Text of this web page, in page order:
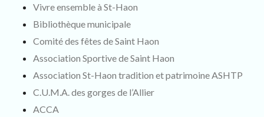
Vivre ensemble à St-Haon
Bibliothèque municipale
Comité des fêtes de Saint Haon
Association Sportive de Saint Haon
Association St-Haon tradition et patrimoine ASHTP
C.U.M.A. des gorges de l’Allier
ACCA